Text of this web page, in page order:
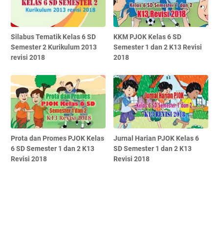
Silabus Tematik Kelas 6 SD
Semester 2 Kurikulum 2013
revisi 2018
KKM PJOK Kelas 6 SD
Semester 1 dan 2 K13 Revisi
2018
Prota dan Promes PJOK Kelas
6 SD Semester 1 dan 2 K13
Revisi 2018
Jurnal Harian PJOK Kelas 6
SD Semester 1 dan 2 K13
Revisi 2018